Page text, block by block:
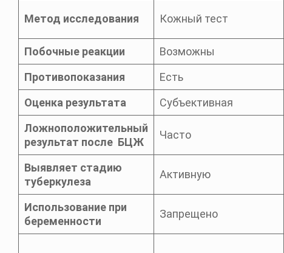
Метод исследования Кожный тест
Побочные реакции
Возможны
Противопоказания
Есть
Оценка результата
Субъективная
Ложноположительный
результат после БЦЖ
Часто
Выявляет стадию
туберкулеза
Активную
Использование при
беременности
Запрещено